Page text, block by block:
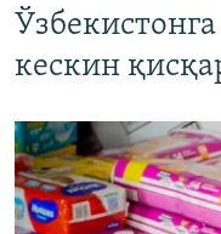
кескин